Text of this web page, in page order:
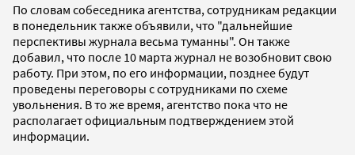
По словам собеседника агентства, сотрудникам редакции
в понедельник также объявили, что "дальнейшие
перспективы журнала весьма туманны". Он также
добавил, что после 10 марта журнал не возобновит свою
работу. При этом, по его информации, позднее будут
проведены переговоры с сотрудниками по схеме
увольнения. В то же время, агентство пока что не
располагает официальным подтверждением этой
информации.